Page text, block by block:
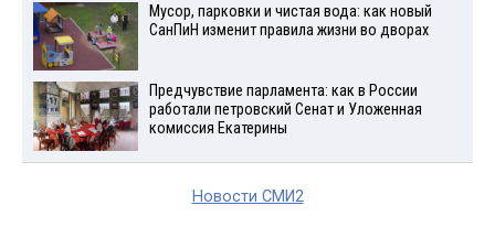
Мусор, парковки и чистая вода: как новый
СанПиН изменит правила жизни во дворах
Предчувствие парламента: как в России
работали петровский Сенат и Уложенная
комиссия Екатерины
Новости СМИ2